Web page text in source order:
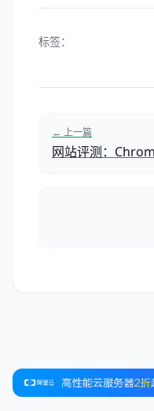
标签：
← 上一篇
网站评测：